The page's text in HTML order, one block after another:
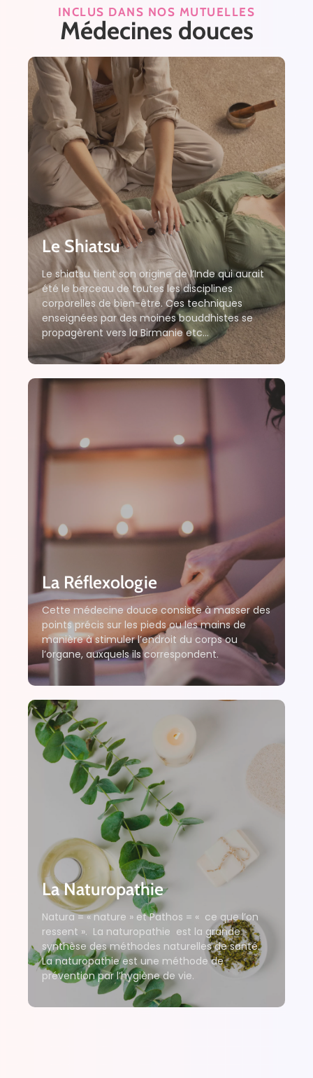
INCLUS DANS NOS MUTUELLES
Médecines douces
Le Shiatsu
Le shiatsu tient son origine de l’Inde qui aurait
été le berceau de toutes les disciplines
corporelles de bien-être. Ces techniques
enseignées par des moines bouddhistes se
propagèrent vers la Birmanie etc...
La Réflexologie
Cette médecine douce consiste à masser des
points précis sur les pieds ou les mains de
manière à stimuler l’endroit du corps ou
l’organe, auxquels ils correspondent.
La Naturopathie
Natura = « nature » et Pathos = « ce que l’on
ressent ». La naturopathie est la grande
synthèse des méthodes naturelles de santé.
La naturopathie est une méthode de
prévention par l’hygiène de vie.